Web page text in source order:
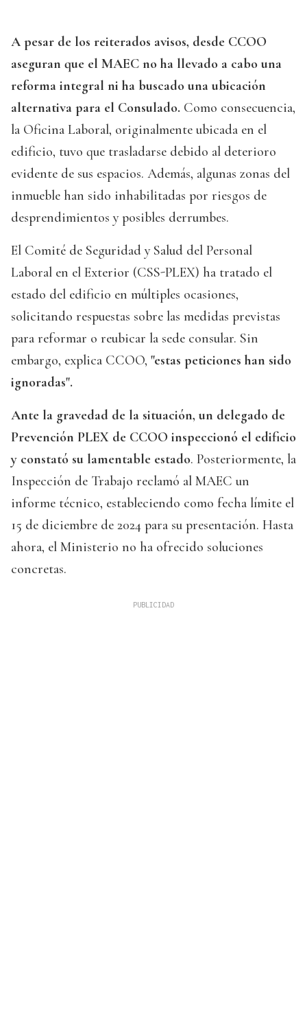
A pesar de los reiterados avisos, desde CCOO
aseguran que el MAEC no ha llevado a cabo una
reforma integral ni ha buscado una ubicación
alternativa para el Consulado. Como consecuencia,
la Oficina Laboral, originalmente ubicada en el
edificio, tuvo que trasladarse debido al deterioro
evidente de sus espacios. Además, algunas zonas del
inmueble han sido inhabilitadas por riesgos de
desprendimientos y posibles derrumbes.
El Comité de Seguridad y Salud del Personal
Laboral en el Exterior (CSS-PLEX) ha tratado el
estado del edificio en múltiples ocasiones,
solicitando respuestas sobre las medidas previstas
para reformar o reubicar la sede consular. Sin
embargo, explica CCOO, "estas peticiones han sido
ignoradas".
Ante la gravedad de la situación, un delegado de
Prevención PLEX de CCOO inspeccionó el edificio
y constató su lamentable estado. Posteriormente, la
Inspección de Trabajo reclamó al MAEC un
informe técnico, estableciendo como fecha límite el
15 de diciembre de 2024 para su presentación. Hasta
ahora, el Ministerio no ha ofrecido soluciones
concretas.